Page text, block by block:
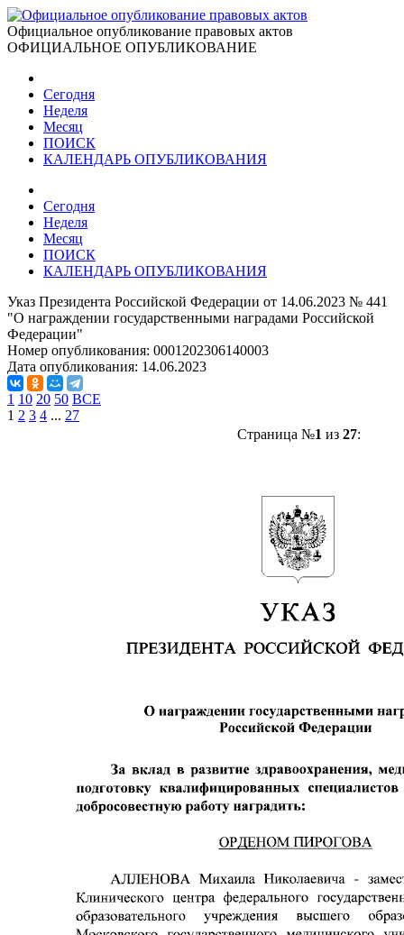
Официальное опубликование правовых актов
ОФИЦИАЛЬНОЕ ОПУБЛИКОВАНИЕ
Сегодня
Неделя
Месяц
ПОИСК
КАЛЕНДАРЬ ОПУБЛИКОВАНИЯ
Сегодня
Неделя
Месяц
ПОИСК
КАЛЕНДАРЬ ОПУБЛИКОВАНИЯ
Указ Президента Российской Федерации от 14.06.2023 № 441
"О награждении государственными наградами Российской
Федерации"
Номер опубликования: 0001202306140003
Дата опубликования: 14.06.2023
1 10 20 50 ВСЕ
1 2 3 4 ... 27
Страница №1 из 27: